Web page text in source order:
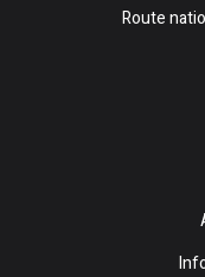
Route